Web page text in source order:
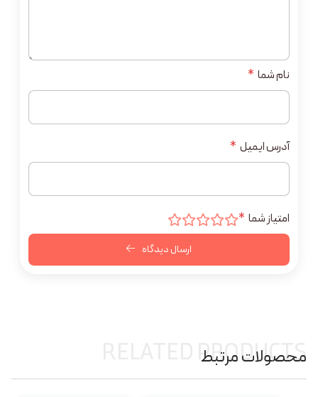
نام شما *
آدرس ایمیل *
امتیاز شما *
ارسال دیدگاه
محصولات مرتبط
RELATED PRODUCTS